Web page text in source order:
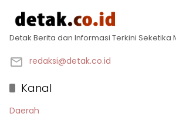
Detak Berita dan Informasi Terkini Seketika
redaksi@detak.co.id
Kanal
Daerah